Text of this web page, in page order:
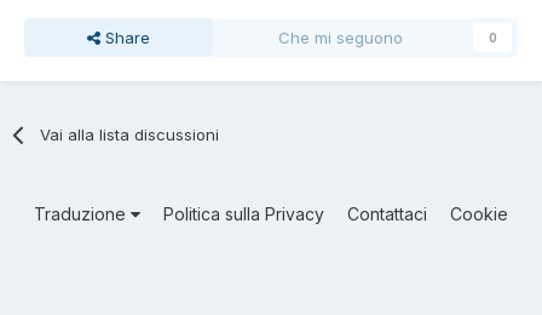
Share Che mi seguono 0
Vai alla lista discussioni
Traduzione Politica sulla Privacy Contattaci Cookie